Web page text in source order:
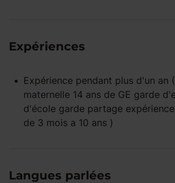
Expériences
Expérience pendant plus d'un an
maternelle 14 ans de GE garde
d'école garde partage
de 3 mois a 10 ans )
Langues parlées